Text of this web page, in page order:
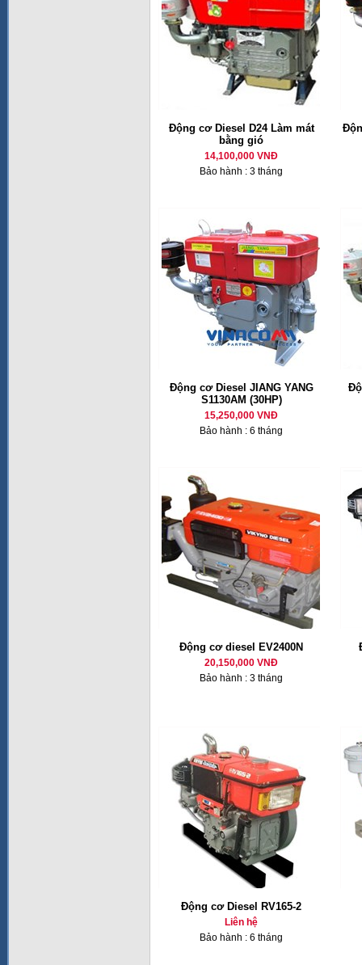
Động cơ Diesel D24 Làm mát
bằng gió
14,100,000 VNĐ
Bảo hành : 3 tháng
Động cơ Diesel JIANG YANG
S1130AM (30HP)
15,250,000 VNĐ
Bảo hành : 6 tháng
Động cơ diesel EV2400N
20,150,000 VNĐ
Bảo hành : 3 tháng
Động cơ Diesel RV165-2
Liên hệ
Bảo hành : 6 tháng